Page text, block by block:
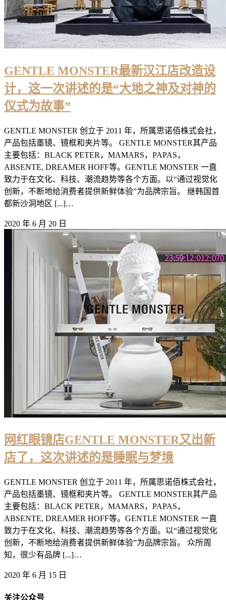
GENTLE MONSTER最新汉江店改造设
计，这一次讲述的是“大地之神及对神的
仪式为故事”
GENTLE MONSTER 创立于 2011 年，所属思诺佰株式会社，
产品包括墨镜、镜框和夹片等。 GENTLE MONSTER其产品
主要包括：BLACK PETER，MAMARS，PAPAS，
ABSENTE, DREAMER HOFF等。GENTLE MONSTER 一直
致力于在文化、科技、潮流趋势等各个方面。以“通过视觉化
创新，不断地给消费者提供新鲜体验”为品牌宗旨。 继韩国首
都新沙洞地区 [...]…
2020 年 6 月 20 日
网红眼镜店GENTLE MONSTER又出新
店了，这次讲述的是睡眠与梦境
GENTLE MONSTER 创立于 2011 年，所属思诺佰株式会社，
产品包括墨镜、镜框和夹片等。 GENTLE MONSTER其产品
主要包括：BLACK PETER，MAMARS，PAPAS，
ABSENTE, DREAMER HOFF等。GENTLE MONSTER 一直
致力于在文化、科技、潮流趋势等各个方面。以“通过视觉化
创新，不断地给消费者提供新鲜体验”为品牌宗旨。 众所周
知，很少有品牌 [...]…
2020 年 6 月 15 日
关注公众号